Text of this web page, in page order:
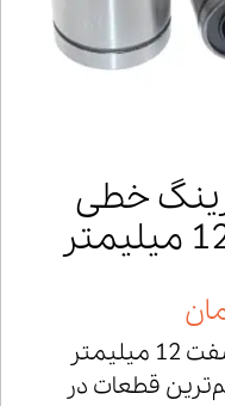
خطی
قطعات در